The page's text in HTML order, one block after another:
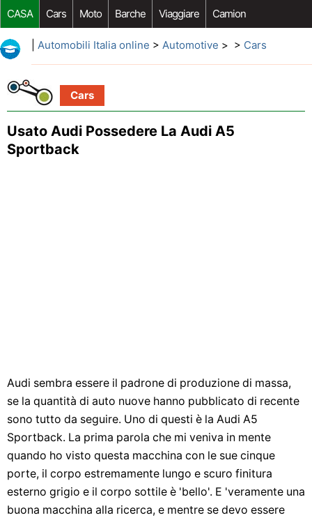
CASA Cars Moto Barche Viaggiare Camion
Riparazione Auto Acquisto Auto Car Opzioni Aftermarket
Automobili Italia online > Automotive > > Cars
Cars
Usato Audi Possedere La Audi A5
Sportback
Audi sembra essere il padrone di produzione di massa,
se la quantità di auto nuove hanno pubblicato di recente
sono tutto da seguire. Uno di questi è la Audi A5
Sportback. La prima parola che mi veniva in mente
quando ho visto questa macchina con le sue cinque
porte, il corpo estremamente lungo e scuro finitura
esterno grigio e il corpo sottile è 'bello'. E 'veramente una
buona macchina alla ricerca, e mentre se devo essere